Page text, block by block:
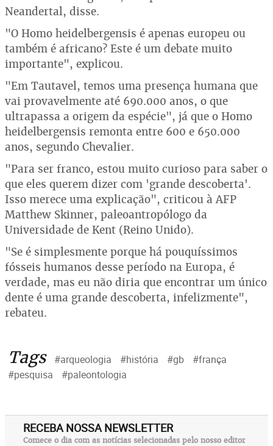
Neandertal, disse.
"O Homo heidelbergensis é apenas europeu ou
também é africano? Este é um debate muito
importante", explicou.
"Em Tautavel, temos uma presença humana que
vai provavelmente até 690.000 anos, o que
ultrapassa a origem da espécie", já que o Homo
heidelbergensis remonta entre 600 e 650.000
anos, segundo Chevalier.
"Para ser franco, estou muito curioso para saber o
que eles querem dizer com 'grande descoberta'.
Isso merece uma explicação", criticou à AFP
Matthew Skinner, paleoantropólogo da
Universidade de Kent (Reino Unido).
"Se é simplesmente porque há pouquíssimos
fósseis humanos desse período na Europa, é
verdade, mas eu não diria que encontrar um único
dente é uma grande descoberta, infelizmente",
rebateu.
Tags #arqueologia #história #gb
#frança
#pesquisa
#paleontologia
RECEBA NOSSA NEWSLETTER
Comece o dia com as notícias selecionadas pelo nosso editor